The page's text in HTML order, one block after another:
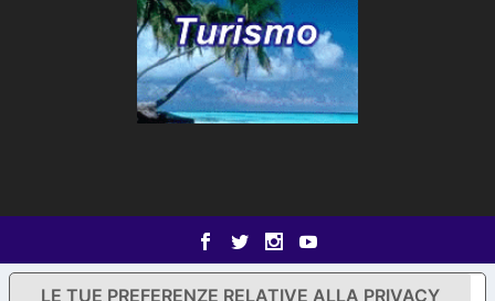
LE TUE PREFERENZE RELATIVE ALLA PRIVACY